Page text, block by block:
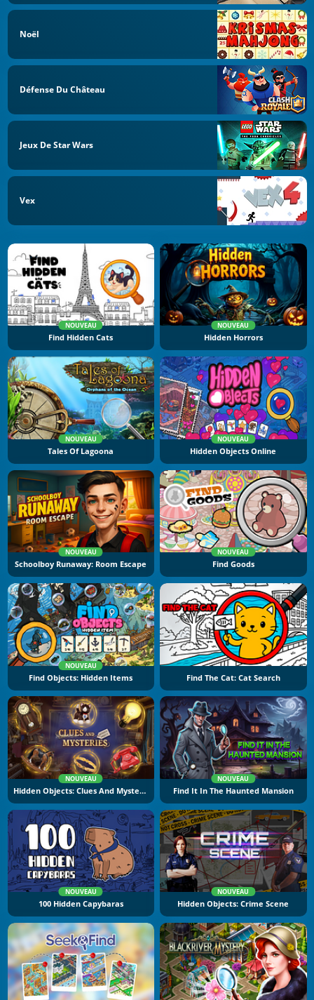
Noël
Défense Du Château
Jeux De Star Wars
Vex
NOUVEAU
Find Hidden Cats
NOUVEAU
Hidden Horrors
NOUVEAU
Tales Of Lagoona
NOUVEAU
Hidden Objects Online
NOUVEAU
Schoolboy Runaway: Room Escape
NOUVEAU
Find Goods
NOUVEAU
Find Objects: Hidden Items Find The Cat: Cat Search
NOUVEAU
Hidden Objects: Clues And Mysteries
NOUVEAU
Find It In The Haunted Mansion
NOUVEAU
100 Hidden Capybaras
NOUVEAU
Hidden Objects: Crime Scene